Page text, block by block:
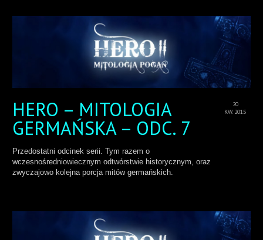
20
KW. 2015
HERO – MITOLOGIA
GERMAŃSKA – ODC. 7
Przedostatni odcinek serii. Tym razem o
wczesnośredniowiecznym odtwórstwie historycznym, oraz
zwyczajowo kolejna porcja mitów germańskich.